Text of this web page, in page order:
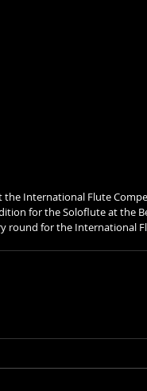
the International Flute
for the Soloflute at the
round for the International